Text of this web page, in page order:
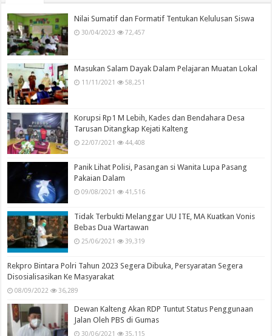
Nilai Sumatif dan Formatif Tentukan Kelulusan Siswa
30/04/2023 72,457
Masukan Salam Dayak Dalam Pelajaran Muatan Lokal
11/11/2021 58,251
Korupsi Rp1 M Lebih, Kades dan Bendahara Desa
Tarusan Ditangkap Kejati Kalteng
22/07/2021 44,408
Panik Lihat Polisi, Pasangan si Wanita Lupa Pasang
Pakaian Dalam
09/08/2021 41,516
Tidak Terbukti Melanggar UU ITE, MA Kuatkan Vonis
Bebas Dua Wartawan
25/06/2021 39,319
Rekpro Bintara Polri Tahun 2023 Segera Dibuka, Persyaratan Segera
Disosialisasikan Ke Masyarakat
08/09/2022 36,289
Dewan Kalteng Akan RDP Tuntut Status Penggunaan
Jalan Oleh PBS di Gumas
30/06/2021 35,115